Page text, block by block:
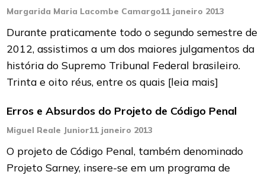
Margarida Maria Lacombe Camargo11 janeiro 2013
Durante praticamente todo o segundo semestre de
2012, assistimos a um dos maiores julgamentos da
história do Supremo Tribunal Federal brasileiro.
Trinta e oito réus, entre os quais [leia mais]
Erros e Absurdos do Projeto de Código Penal
Miguel Reale Junior11 janeiro 2013
O projeto de Código Penal, também denominado
Projeto Sarney, insere-se em um programa de